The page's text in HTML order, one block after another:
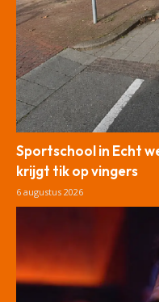
Sportschool in Echt
krijgt tik op vingers
6 augustus 2026